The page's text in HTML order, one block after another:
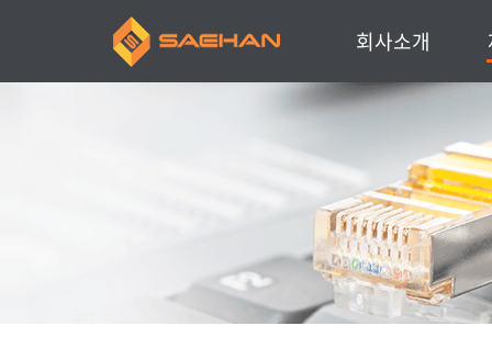
회사소개
주요연혁
찾아오시는 길
주요거래처